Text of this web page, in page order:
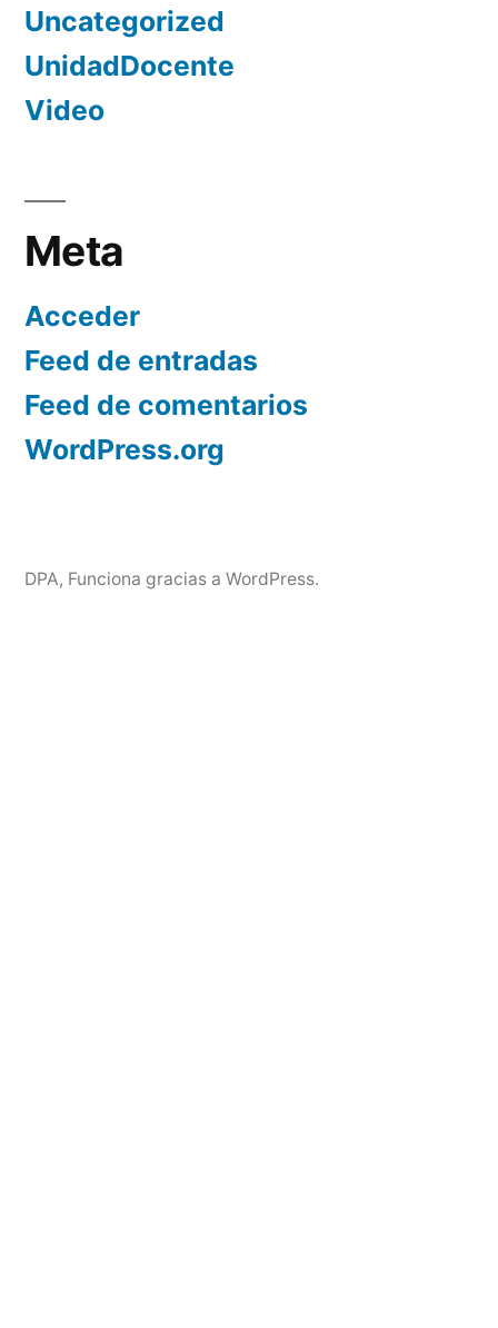
Uncategorized
UnidadDocente
Video
Meta
Acceder
Feed de entradas
Feed de comentarios
WordPress.org
DPA, Funciona gracias a WordPress.